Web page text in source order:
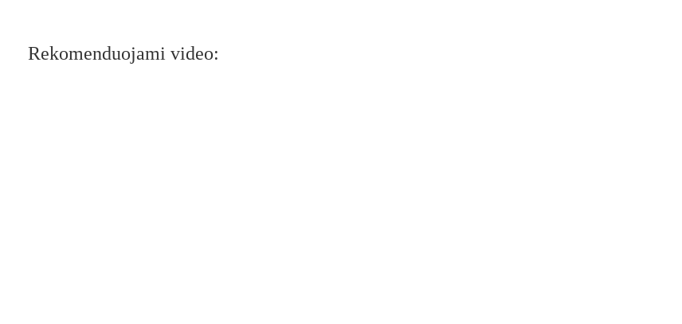
Rekomenduojami video: